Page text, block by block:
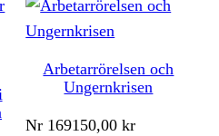
Arbetarrörelsen och
Ungernkrisen
Nr 169150,00kr